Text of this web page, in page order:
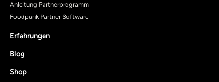
Anleitung Partnerprogramm
Foodpunk Partner Software
Erfahrungen
Blog
Shop